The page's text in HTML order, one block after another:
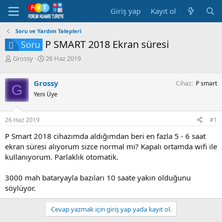
Giriş yap Kayıt ol
Soru ve Yardım Talepleri
Soru P SMART 2018 Ekran süresi
K
b
u
y
u
b
a
ş
l
a
a
n
Grossy
B
l
a
g
ç
t
a
r
i
26 Haz 2019
G Grossy
Yeni Üye
Cihaz P smart
26 Haz 2019 #1
P Smart 2018 cihazımda aldığımdan beri en fazla 5 - 6 saat
ekran süresi alıyorum sizce normal mi? Kapalı ortamda wifi ile
kullanıyorum. Parlaklık otomatik.
3000 mah bataryayla bazıları 10 saate yakın olduğunu
söylüyor.
Cevap yazmak için giriş yap yada kayıt ol.